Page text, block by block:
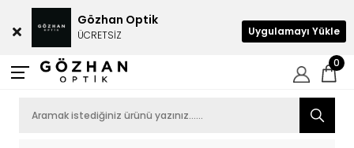
0
Gözhan Optik
ÜCRETSİZ Uygulamayı Yükle